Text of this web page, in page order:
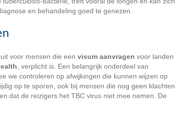
en behandeling goed te genezen.
uit voor mensen die een visum aanvragen voor landen
, verplicht is. Een belangrijk onderdeel van
we controleren op afwijkingen die kunnen wijzen op
op te sporen, ook bij mensen die nog geen klachten
dat de reizigers het TBC virus niet mee nemen. De